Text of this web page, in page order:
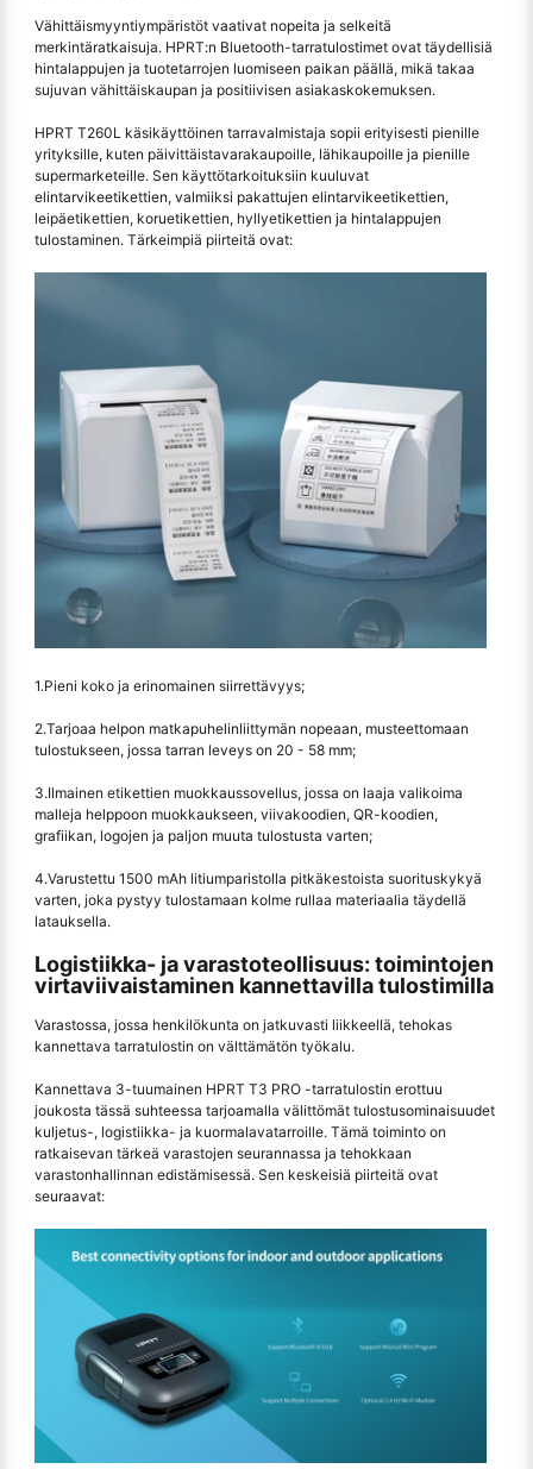
Vähittäismyyntiympäristöt vaativat nopeita ja selkeitä
merkintäratkaisuja. HPRT:n Bluetooth-tarratulostimet ovat täydellisiä
hintalappujen ja tuotetarrojen luomiseen paikan päällä, mikä takaa
sujuvan vähittäiskaupan ja positiivisen asiakaskokemuksen.
HPRT T260L käsikäyttöinen tarravalmistaja sopii erityisesti pienille
yrityksille, kuten päivittäistavarakaupoille, lähikaupoille ja pienille
supermarketeille. Sen käyttötarkoituksiin kuuluvat
elintarvikeetikettien, valmiiksi pakattujen elintarvikeetikettien,
leipäetikettien, koruetikettien, hyllyetikettien ja hintalappujen
tulostaminen. Tärkeimpiä piirteitä ovat:
1.Pieni koko ja erinomainen siirrettävyys;
2.Tarjoaa helpon matkapuhelinliittymän nopeaan, musteettomaan
tulostukseen, jossa tarran leveys on 20 - 58 mm;
3.Ilmainen etikettien muokkaussovellus, jossa on laaja valikoima
malleja helppoon muokkaukseen, viivakoodien, QR-koodien,
grafiikan, logojen ja paljon muuta tulostusta varten;
4.Varustettu 1500 mAh litiumparistolla pitkäkestoista suorituskykyä
varten, joka pystyy tulostamaan kolme rullaa materiaalia täydellä
latauksella.
Logistiikka- ja varastoteollisuus: toimintojen
virtaviivaistaminen kannettavilla tulostimilla
Varastossa, jossa henkilökunta on jatkuvasti liikkeellä, tehokas
kannettava tarratulostin on välttämätön työkalu.
Kannettava 3-tuumainen HPRT T3 PRO -tarratulostin erottuu
joukosta tässä suhteessa tarjoamalla välittömät tulostusominaisuudet
kuljetus-, logistiikka- ja kuormalavatarroille. Tämä toiminto on
ratkaisevan tärkeä varastojen seurannassa ja tehokkaan
varastonhallinnan edistämisessä. Sen keskeisiä piirteitä ovat
seuraavat: